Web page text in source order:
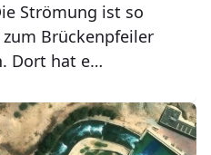
Strömung ist so
Brückenpfeiler
Dort hat e…